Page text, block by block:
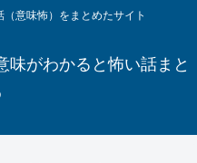
意味怖）をまとめたサイト
味がわかると怖い話まと